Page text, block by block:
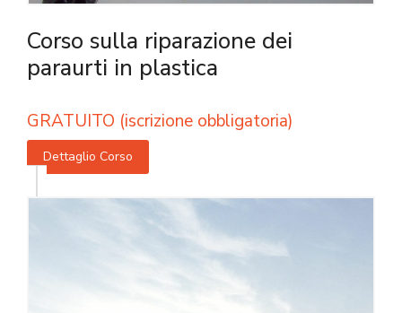
Corso sulla riparazione dei
paraurti in plastica
GRATUITO (iscrizione obbligatoria)
Dettaglio Corso